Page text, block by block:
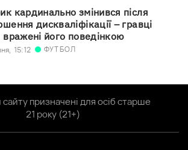
кардинально змінився після
дискваліфікації – гравці
вражені його поведінкою
15:12 ФУТБОЛ
призначені для осіб старше
21 року (21+)